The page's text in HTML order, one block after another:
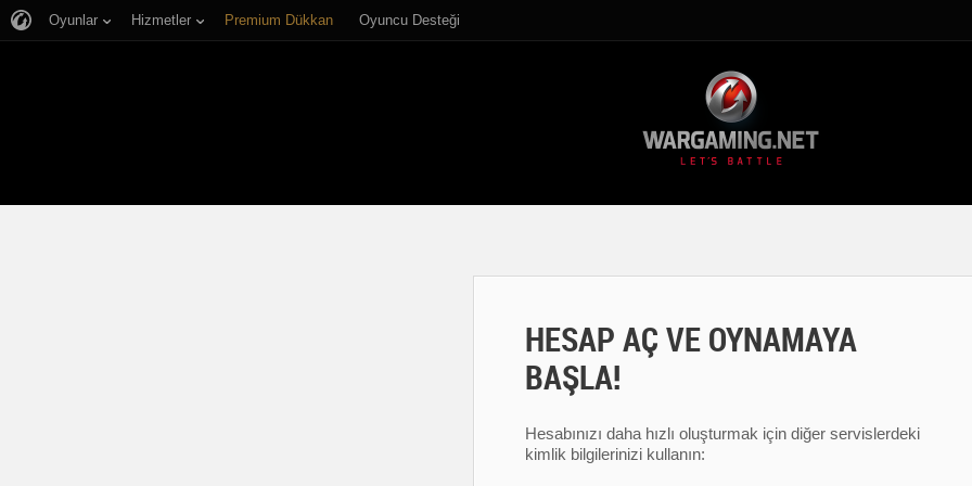
Oyunlar Hizmetler Premium Dükkan Oyuncu Desteği
HESAP AÇ VE OYNAMAYA
BAŞLA!
Hesabınızı daha hızlı oluşturmak için diğer servislerdeki
kimlik bilgilerinizi kullanın: